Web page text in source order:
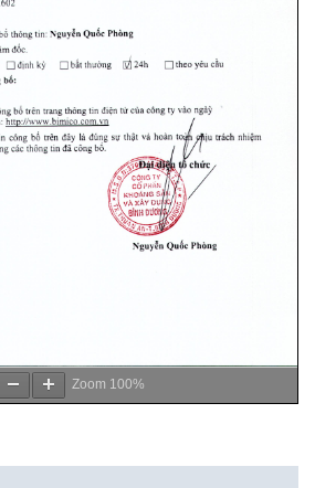
Zoom 100%